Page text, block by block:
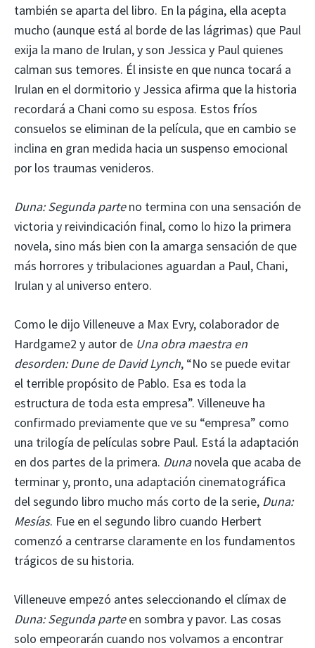
también se aparta del libro. En la página, ella acepta
mucho (aunque está al borde de las lágrimas) que Paul
exija la mano de Irulan, y son Jessica y Paul quienes
calman sus temores. Él insiste en que nunca tocará a
Irulan en el dormitorio y Jessica afirma que la historia
recordará a Chani como su esposa. Estos fríos
consuelos se eliminan de la película, que en cambio se
inclina en gran medida hacia un suspenso emocional
por los traumas venideros.
Duna: Segunda parteno termina con una sensación de
victoria y reivindicación final, como lo hizo la primera
novela, sino más bien con la amarga sensación de que
más horrores y tribulaciones aguardan a Paul, Chani,
Irulan y al universo entero.
Como le dijo Villeneuve a Max Evry, colaborador de
Hardgame2 y autor de Una obra maestra en
desorden: Dune de David Lynch, “No se puede evitar
el terrible propósito de Pablo. Esa es toda la
estructura de toda esta empresa”. Villeneuve ha
confirmado previamente que ve su “empresa” como
una trilogía de películas sobre Paul. Está la adaptación
en dos partes de la primera. Dunanovela que acaba de
terminar y, pronto, una adaptación cinematográfica
del segundo libro mucho más corto de la serie, Duna:
Mesías. Fue en el segundo libro cuando Herbert
comenzó a centrarse claramente en los fundamentos
trágicos de su historia.
Villeneuve empezó antes seleccionando el clímax de
Duna: Segunda parteen sombra y pavor. Las cosas
solo empeorarán cuando nos volvamos a encontrar